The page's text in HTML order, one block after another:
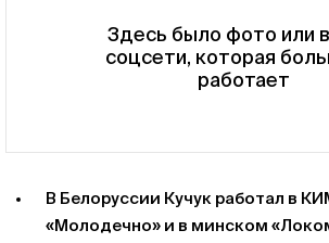
Здесь было фото или
соцсети, которая
работает
В Белоруссии Кучук работал в
«Молодечно» и в минском